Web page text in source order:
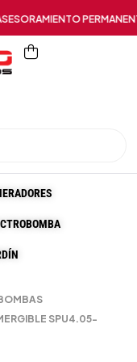
PERMANENTE
SPU4.05-